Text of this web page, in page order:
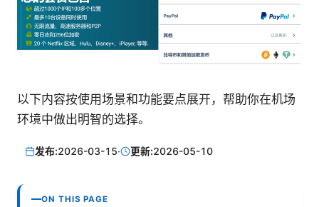
以下内容按使用场景和功能要点展开，帮助你在机场
环境中做出明智的选择。
发布:2026-03-15· 更新:2026-05-10
ON THIS PAGE